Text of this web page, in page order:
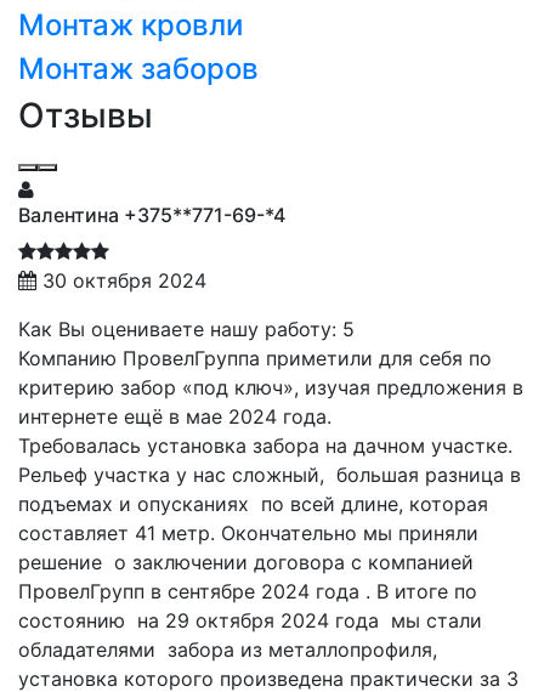
Монтаж кровли
Монтаж заборов
Отзывы
Валентина +375**771-69-*4
30 октября 2024
Как Вы оцениваете нашу работу: 5
Компанию ПровелГруппа приметили для себя по
критерию забор «под ключ», изучая предложения в
интернете ещё в мае 2024 года.
Требовалась установка забора на дачном участке.
Рельеф участка у нас сложный, большая разница в
подъемах и опусканиях по всей длине, которая
составляет 41 метр. Окончательно мы приняли
решение о заключении договора с компанией
ПровелГрупп в сентябре 2024 года . В итоге по
состоянию на 29 октября 2024 года мы стали
обладателями забора из металлопрофиля,
установка которого произведена практически за 3